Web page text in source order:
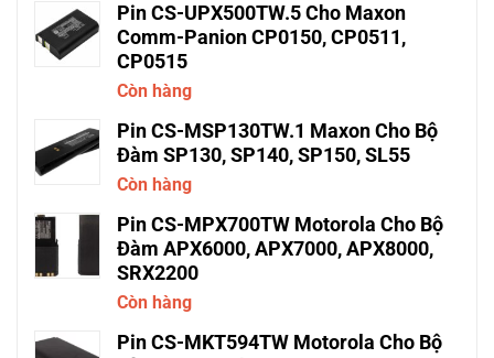
Pin CS-UPX500TW.5 Cho Maxon
Comm-Panion CP0150, CP0511,
CP0515
Còn hàng
Pin CS-MSP130TW.1 Maxon Cho Bộ
Đàm SP130, SP140, SP150, SL55
Còn hàng
Pin CS-MPX700TW Motorola Cho Bộ
Đàm APX6000, APX7000, APX8000,
SRX2200
Còn hàng
Pin CS-MKT594TW Motorola Cho Bộ